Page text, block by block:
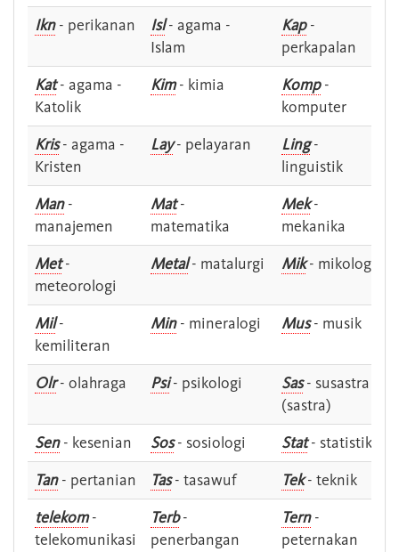
Ikn- perikanan Isl- agama -
Islam
Kap-
perkapalan
Kat- agama -
Katolik
Kim- kimia Komp-
komputer
Kris- agama -
Kristen
Lay- pelayaran Ling-
linguistik
Man-
manajemen
Mat-
matematika
Mek-
mekanika
Met-
meteorologi
Metal- matalurgi Mik- mikologi
Mil-
kemiliteran
Min- mineralogi Mus- musik
Olr- olahraga Psi- psikologi Sas- susastra -
(sastra)
Sen- kesenian Sos- sosiologi Stat- statistik
Tan- pertanian Tas- tasawuf Tek- teknik
telekom-
telekomunikasi
Terb-
penerbangan
Tern-
peternakan